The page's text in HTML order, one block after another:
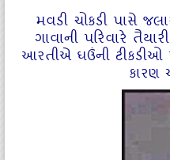
મવડી ચોકડી પાસે
ગાવાની પરિવારે
આરતીએ ઘઉંની ટીકડીઓ
કારણ